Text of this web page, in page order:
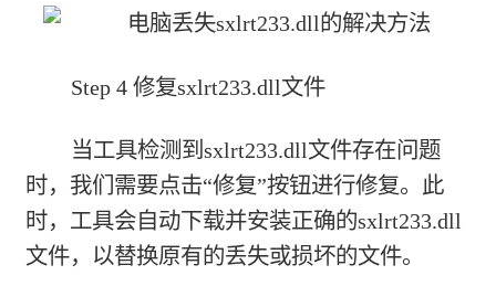
Step 4 修复sxlrt233.dll文件
当工具检测到sxlrt233.dll文件存在问题
时，我们需要点击“修复”按钮进行修复。此
时，工具会自动下载并安装正确的sxlrt233.dll
文件，以替换原有的丢失或损坏的文件。